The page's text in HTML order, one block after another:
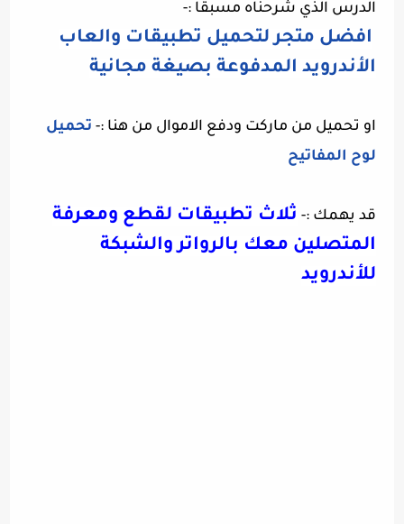
الدرس الذي شرحناه مسبقا :-
افضل متجر لتحميل تطبيقات والعاب
الأندرويد المدفوعة بصيغة مجانية
او تحميل من ماركت ودفع الاموال من هنا :- تحميل
لوح المفاتيح
قد يهمك :- ثلاث تطبيقات لقطع ومعرفة
المتصلين معك بالرواتر والشبكة
للأندرويد